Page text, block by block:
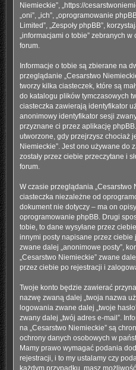
Niemieckie”, „https://
„oni”, „ich”, „oprogramowanie
Limited”, „Zespoły phpBB”,
„informacjami o tobie” zebranych
forum.
Informacje o tobie są zbierane na
przeglądanie „Cesarstwo
tworzy kilka ciasteczek, które są
do katalogu plików tymczasowych
ciasteczka zawierają identyfikator
anonimowy identyfikator sesji
przyznane ci przez aplikację
utworzone, gdy przejrzysz chociaż
Niemieckie”. Jest ono używane do
zostały przez ciebie przeczytane i
forum.
W czasie przeglądania „Cesarstwo
ciasteczka niezależne od
dokument nie dotyczy – ma on
oprogramowanie phpBB. Drugi
tobie, to dane wysyłane przez
innymi posty napisane przez
zwane dalej „anonimowe posty”,
„Cesarstwo Niemieckie” zwane
przez ciebie po rejestracji i
Twoje konto będzie zawierać
nazwę zwaną dalej „twoja nazwa
logowania zwane dalej „twoje
zwany dalej „twój adres e-mail”.
na „Cesarstwo Niemieckie” są
ochrony danych osobowych w
Mamy prawo wymagać podania
rejestracji, i to my ustalamy czy
każdym przypadku, masz